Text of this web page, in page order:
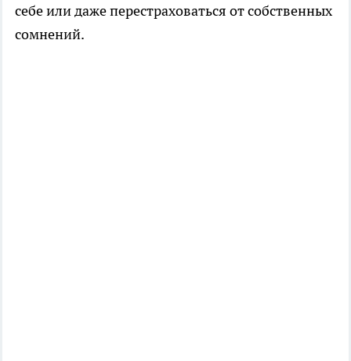
себе или даже перестраховаться от собственных
сомнений.